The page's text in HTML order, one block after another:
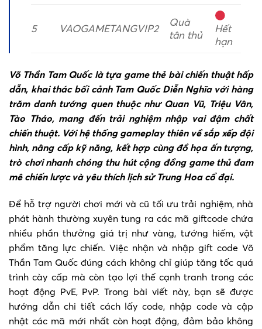
5 VAOGAMETANGVIP2
Quà
tân thủ
Hết
hạn
Võ Thần Tam Quốc là tựa game thẻ bài chiến thuật hấp
dẫn, khai thác bối cảnh Tam Quốc Diễn Nghĩa với hàng
trăm danh tướng quen thuộc như Quan Vũ, Triệu Vân,
Tào Tháo, mang đến trải nghiệm nhập vai đậm chất
chiến thuật. Với hệ thống gameplay thiên về sắp xếp đội
hình, nâng cấp kỹ năng, kết hợp cùng đồ họa ấn tượng,
trò chơi nhanh chóng thu hút cộng đồng game thủ đam
mê chiến lược và yêu thích lịch sử Trung Hoa cổ đại.
Để hỗ trợ người chơi mới và cũ tối ưu trải nghiệm, nhà
phát hành thường xuyên tung ra các mã giftcode chứa
nhiều phần thưởng giá trị như vàng, tướng hiếm, vật
phẩm tăng lực chiến. Việc nhận và nhập gift code Võ
Thần Tam Quốc đúng cách không chỉ giúp tăng tốc quá
trình cày cấp mà còn tạo lợi thế cạnh tranh trong các
hoạt động PvE, PvP. Trong bài viết này, bạn sẽ được
hướng dẫn chi tiết cách lấy code, nhập code và cập
nhật các mã mới nhất còn hoạt động, đảm bảo không